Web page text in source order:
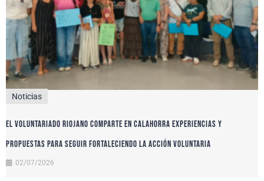
Noticias
El voluntariado riojano comparte en Calahorra experiencias y
propuestas para seguir fortaleciendo la acción voluntaria
02/07/2026